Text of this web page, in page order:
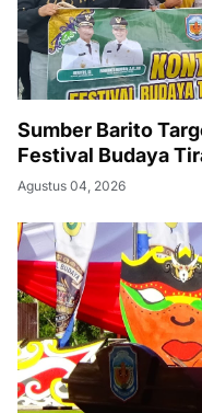
Sumber Barito
Festival Budaya
Agustus 04, 2026